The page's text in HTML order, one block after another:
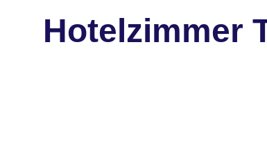
Hotelzimmer